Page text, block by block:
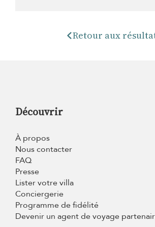
Retour aux
Découvrir
À propos
Nous contacter
FAQ
Presse
Lister votre villa
Conciergerie
Programme de fidélité
Devenir un agent de voyage